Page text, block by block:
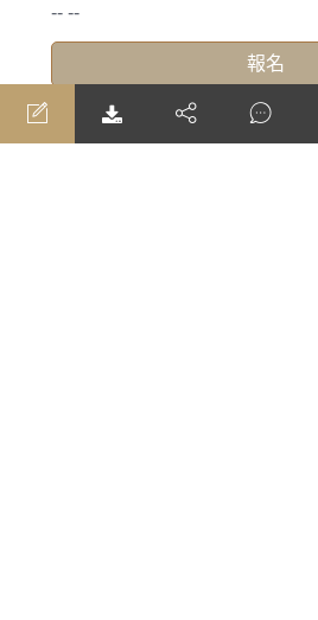
-- --
報名
2027/02/16(二)
2天